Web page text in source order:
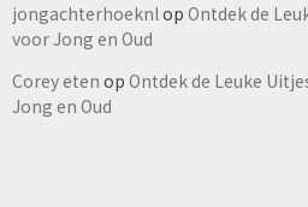
jongachterhoeknlop Ontdek de
voor Jong en Oud
Corey eten op Ontdek de Leuke
Jong en Oud